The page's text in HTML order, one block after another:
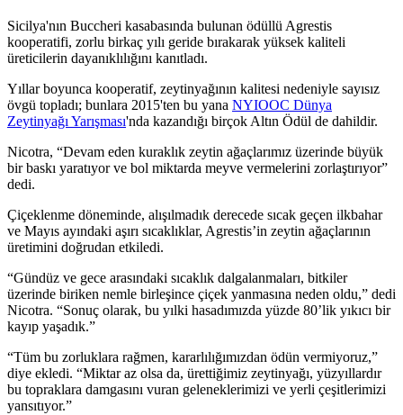
Sicilya'nın Buccheri kasabasında bulunan ödüllü Agrestis
kooperatifi, zorlu birkaç yılı geride bırakarak yüksek kaliteli
üreticilerin dayanıklılığını kanıtladı.
Yıllar boyunca kooperatif, zeytinyağının kalitesi nedeniyle sayısız
övgü topladı; bunlara 2015'ten bu yana NYIOOC Dünya
Zeytinyağı Yarışması'nda kazandığı birçok Altın Ödül de dahildir.
Nicotra, “Devam eden kuraklık zeytin ağaçlarımız üzerinde büyük
bir baskı yaratıyor ve bol miktarda meyve vermelerini zorlaştırıyor”
dedi.
Çiçeklenme döneminde, alışılmadık derecede sıcak geçen ilkbahar
ve Mayıs ayındaki aşırı sıcaklıklar, Agrestis’in zeytin ağaçlarının
üretimini doğrudan etkiledi.
“Gündüz ve gece arasındaki sıcaklık dalgalanmaları, bitkiler
üzerinde biriken nemle birleşince çiçek yanmasına neden oldu,” dedi
Nicotra. “Sonuç olarak, bu yılki hasadımızda yüzde 80’lik yıkıcı bir
kayıp yaşadık.”
“Tüm bu zorluklara rağmen, kararlılığımızdan ödün vermiyoruz,”
diye ekledi. “Miktar az olsa da, ürettiğimiz zeytinyağı, yüzyıllardır
bu topraklara damgasını vuran geleneklerimizi ve yerli çeşitlerimizi
yansıtıyor.”